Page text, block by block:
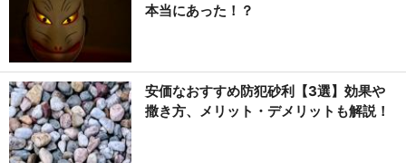
本当にあった！？
安価なおすすめ防犯砂利【3選】効果や
撒き方、メリット・デメリットも解説！